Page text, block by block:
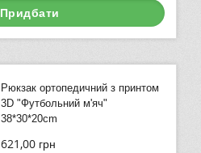
Придбати
Рюкзак ортопедичний з принтом
3D "Футбольний м'яч"
38*30*20cm
621,00 грн